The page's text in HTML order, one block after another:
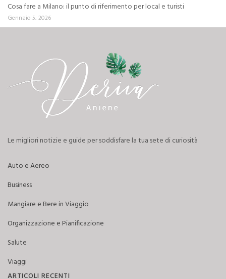
Cosa fare a Milano: il punto di riferimento per local e turisti
Gennaio 5, 2026
Le migliori notizie e guide per soddisfare la tua sete di curiosità
Auto e Aereo
Business
Mangiare e Bere in Viaggio
Organizzazione e Pianificazione
Salute
Viaggi
ARTICOLI RECENTI